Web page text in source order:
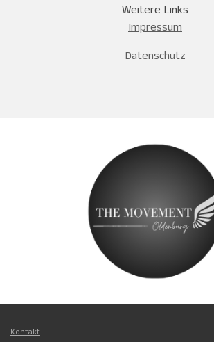
Weitere Links
Impressum
Datenschutz
Kontakt